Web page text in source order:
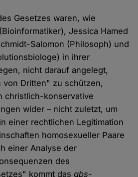
Gesetzes waren, wie
Jessica Hamed
Salomon (Philosoph) und
in ihrer
nicht darauf angelegt,
von Dritten" zu schützen,
christlich-konservative
wider – nicht zuletzt, um
einer rechtlichen Legitimation
homosexueller Paare
einer Analyse der
des
kommt dasgbs-